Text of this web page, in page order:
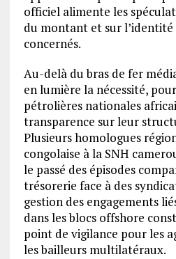
officiel alimente les
du montant et sur l’identité
concernés.
Au-delà du bras de fer
en lumière la nécessité,
pétrolières nationales
transparence sur leur
Plusieurs homologues
congolaise à la SNH
le passé des épisodes
trésorerie face à des
gestion des engagements
dans les blocs offshore
point de vigilance pour les
les bailleurs multilatéraux.